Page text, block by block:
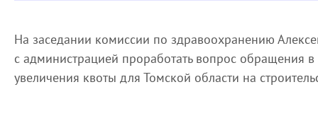
На заседании комиссии по здравоохранению
с администрацией проработать вопрос обращения
увеличения квоты для Томской области на